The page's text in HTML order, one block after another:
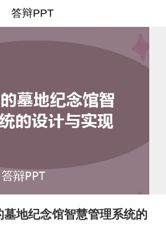
答辩PPT
地纪念馆智慧管理系统的